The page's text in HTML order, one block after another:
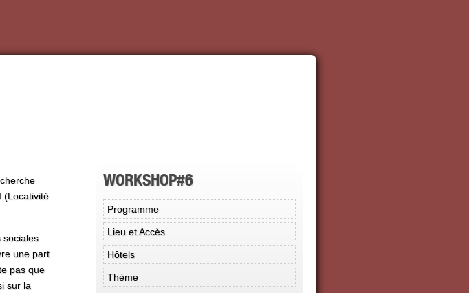
(Locativité
sociales
une part
pas que
sur la
WORKSHOP#6
Programme
Lieu et Accès
Hôtels
Thème